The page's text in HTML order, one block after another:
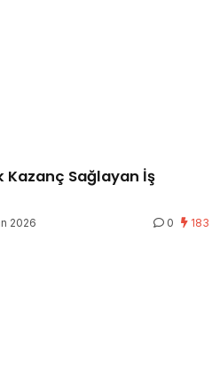
Kazanç Sağlayan İş
2026 0 183